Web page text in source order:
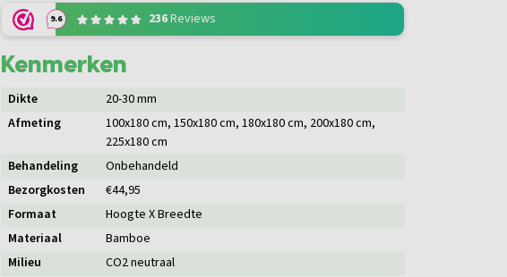
9.6 236Reviews
Kenmerken
Dikte
20-30 mm
Afmeting
100x180 cm, 150x180 cm, 180x180 cm, 200x180 cm,
225x180 cm
Behandeling
Onbehandeld
Bezorgkosten
€44,95
Formaat
Hoogte X Breedte
Materiaal
Bamboe
Milieu
CO2 neutraal